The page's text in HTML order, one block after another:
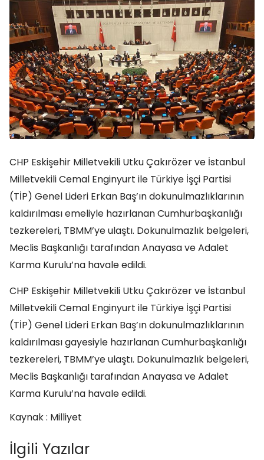
CHP Eskişehir Milletvekili Utku Çakırözer ve İstanbul
Milletvekili Cemal Enginyurt ile Türkiye İşçi Partisi
(TİP) Genel Lideri Erkan Baş’ın dokunulmazlıklarının
kaldırılması emeliyle hazırlanan Cumhurbaşkanlığı
tezkereleri, TBMM’ye ulaştı. Dokunulmazlık belgeleri,
Meclis Başkanlığı tarafından Anayasa ve Adalet
Karma Kurulu’na havale edildi.
CHP Eskişehir Milletvekili Utku Çakırözer ve İstanbul
Milletvekili Cemal Enginyurt ile Türkiye İşçi Partisi
(TİP) Genel Lideri Erkan Baş’ın dokunulmazlıklarının
kaldırılması gayesiyle hazırlanan Cumhurbaşkanlığı
tezkereleri, TBMM’ye ulaştı. Dokunulmazlık belgeleri,
Meclis Başkanlığı tarafından Anayasa ve Adalet
Karma Kurulu’na havale edildi.
Kaynak : Milliyet
İlgili Yazılar